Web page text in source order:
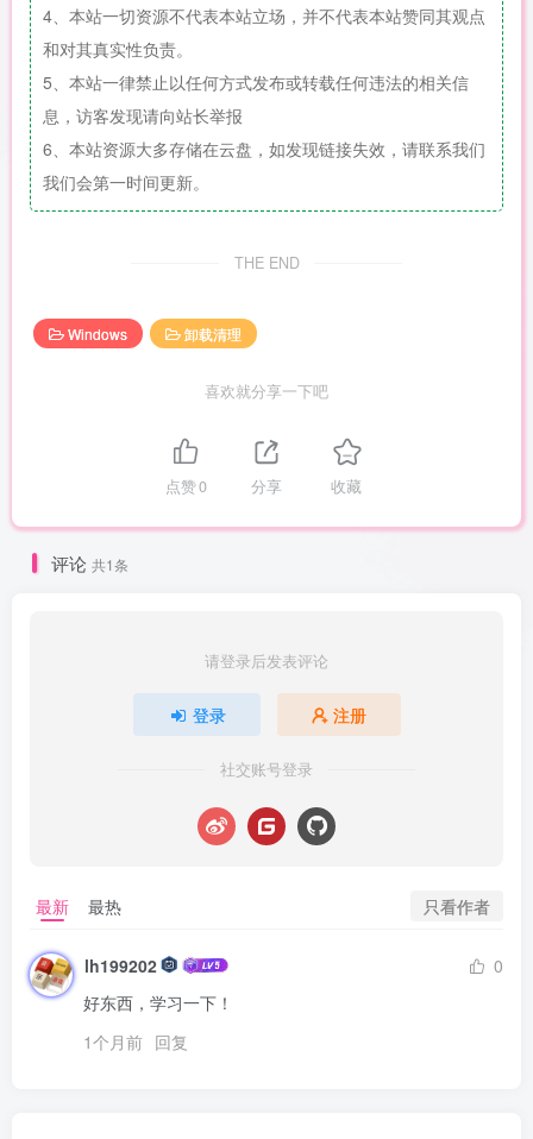
4、本站一切资源不代表本站立场，并不代表本站赞同其观点
和对其真实性负责。
5、本站一律禁止以任何方式发布或转载任何违法的相关信
息，访客发现请向站长举报
6、本站资源大多存储在云盘，如发现链接失效，请联系我们
我们会第一时间更新。
THE END
Windows 卸载清理
喜欢就分享一下吧
点赞0 分享 收藏
评论 共1条
请登录后发表评论
登录 注册
社交账号登录
最新 最热 只看作者
lh199202
0
好东西，学习一下！
1个月前 回复